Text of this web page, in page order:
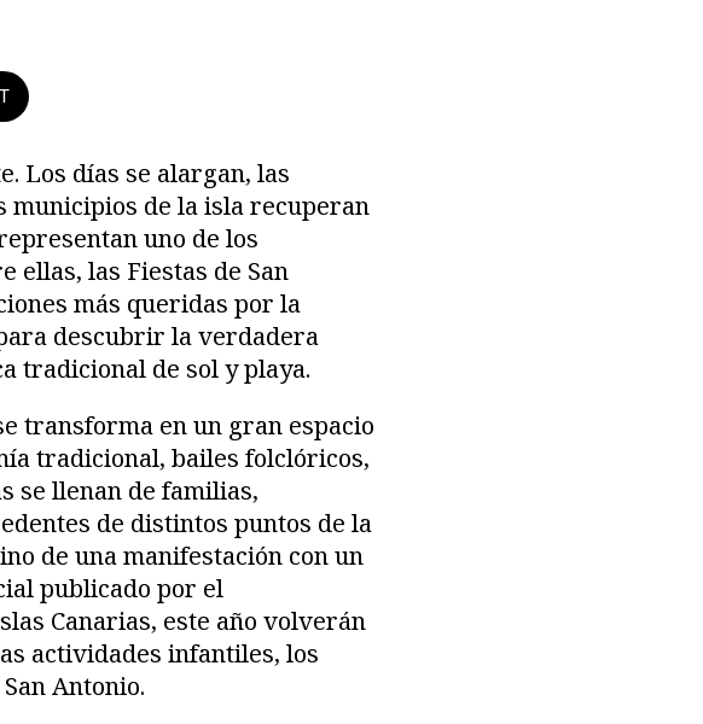
Los días se alargan, las
municipios de la isla recuperan
uno de los
ellas, las Fiestas de San
más queridas por la
descubrir la verdadera
tradicional de sol y playa.
transforma en un gran espacio
tradicional, bailes folclóricos,
se llenan de familias,
de distintos puntos de la
de una manifestación con un
publicado por el
Canarias, este año volverán
actividades infantiles, los
Antonio.